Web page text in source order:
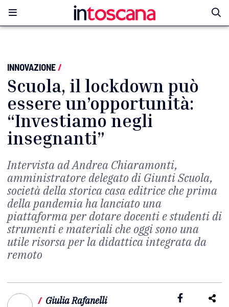
INNOVAZIONE/
Scuola, il lockdown può
essere un’opportunità:
“Investiamo negli
insegnanti”
Intervista ad Andrea Chiaramonti,
amministratore delegato di Giunti Scuola,
società della storica casa editrice che prima
della pandemia ha lanciato una
piattaforma per dotare docenti e studenti di
strumenti e materiali che oggi sono una
utile risorsa per la didattica integrata da
remoto
/ Giulia Rafanelli